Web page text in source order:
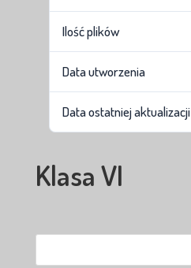
Ilość plików
Data utworzenia
Data ostatniej aktualizacji
Klasa VI